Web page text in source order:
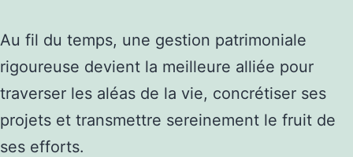
Au fil du temps, une gestion patrimoniale
rigoureuse devient la meilleure alliée pour
traverser les aléas de la vie, concrétiser ses
projets et transmettre sereinement le fruit de
ses efforts.